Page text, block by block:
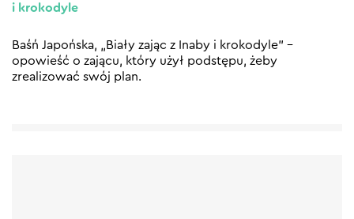
i krokodyle
Baśń Japońska, „Biały zając z Inaby i krokodyle” –
opowieść o zającu, który użył podstępu, żeby
zrealizować swój plan.